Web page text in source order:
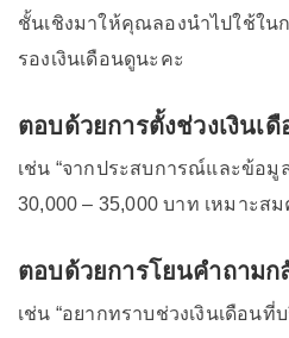
ชั้นเชิงมาให้คุณลองนำไปใช้ใน
รองเงินเดือนดูนะคะ
ตอบด้วยการตั้งช่วงเงินเดื
เช่น “จากประสบการณ์และข้อมู
30,000 – 35,000 บาท เหมาะสม
ตอบด้วยการโยนคำถาม
เช่น “อยากทราบช่วงเงินเดือน